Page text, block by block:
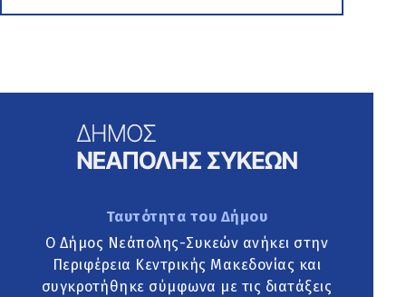
Ταυτότητα του Δήμου
Ο Δήμος Νεάπολης-Συκεών ανήκει στην
Περιφέρεια Κεντρικής Μακεδονίας και
συγκροτήθηκε σύμφωνα με τις διατάξεις